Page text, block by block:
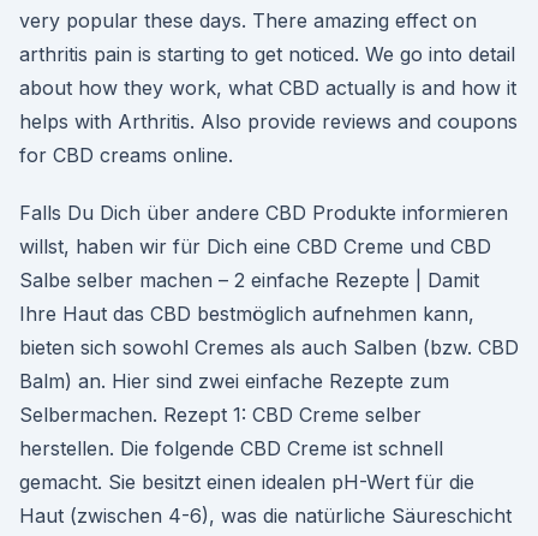
very popular these days. There amazing effect on
arthritis pain is starting to get noticed. We go into detail
about how they work, what CBD actually is and how it
helps with Arthritis. Also provide reviews and coupons
for CBD creams online.
Falls Du Dich über andere CBD Produkte informieren
willst, haben wir für Dich eine CBD Creme und CBD
Salbe selber machen – 2 einfache Rezepte | Damit
Ihre Haut das CBD bestmöglich aufnehmen kann,
bieten sich sowohl Cremes als auch Salben (bzw. CBD
Balm) an. Hier sind zwei einfache Rezepte zum
Selbermachen. Rezept 1: CBD Creme selber
herstellen. Die folgende CBD Creme ist schnell
gemacht. Sie besitzt einen idealen pH-Wert für die
Haut (zwischen 4-6), was die natürliche Säureschicht